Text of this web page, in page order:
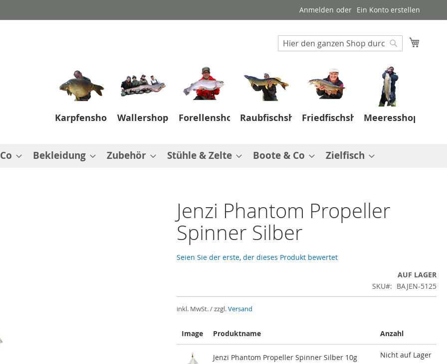
Anmelden Ein Konto erstellen
Suche
Suche
Karpfenshop Wallershop Forellenshop RaubfischshopFriedfischshopMeeresshop
Bekleidung Zubehör Stühle & Zelte Boote & Co Zielfisch
Jenzi Phantom Propeller
Spinner Silber
Seien Sie der erste, der dieses Produkt bewertet
AUF LAGER
SKU
BAJEN-5125
inkl. MwSt. / zzgl.Versand
Produkte
Image Produktname Anzahl
Jenzi Phantom Propeller Spinner Silber 10g
Nicht auf Lager